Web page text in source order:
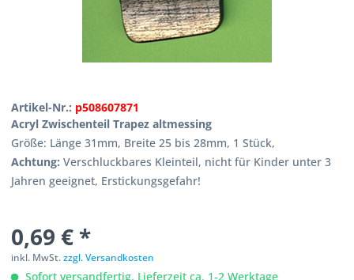
Artikel-Nr.: p508607871
Acryl Zwischenteil Trapez altmessing
Größe: Länge 31mm, Breite 25 bis 28mm, 1 Stück,
Achtung: Verschluckbares Kleinteil, nicht für Kinder unter 3
Jahren geeignet, Erstickungsgefahr!
0,69 € *
inkl. MwSt.zzgl. Versandkosten
Sofort versandfertig, Lieferzeit ca. 1-2 Werktage